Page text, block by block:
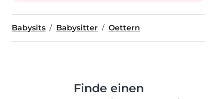
Babysits Babysitter Oettern
Finde einen